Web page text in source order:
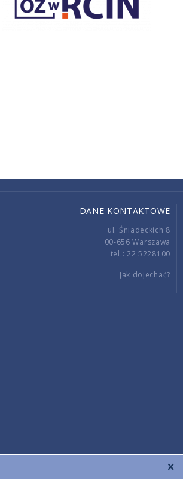
DANE KONTAKTOWE
ul. Śniadeckich 8
00-656 Warszawa
tel.: 22 5228100
Jak dojechać?